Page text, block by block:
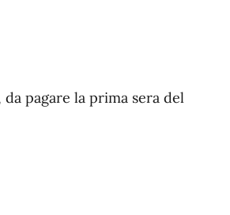
pagare la prima sera del